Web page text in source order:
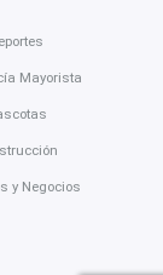
Mayorista
y Negocios